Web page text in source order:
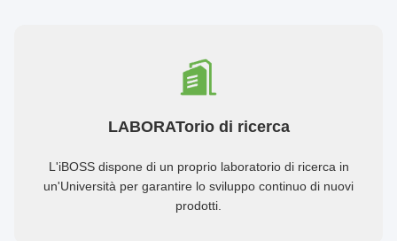
LABORATorio di ricerca
L'iBOSS dispone di un proprio laboratorio di ricerca in
un'Università per garantire lo sviluppo continuo di nuovi
prodotti.